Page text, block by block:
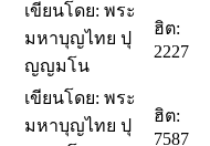
เขียนโดย: พระ
มหาบุญไทย ปุ
ญญมโน
ฮิต:
2227
เขียนโดย: พระ
มหาบุญไทย ปุ
ฮิต:
7587